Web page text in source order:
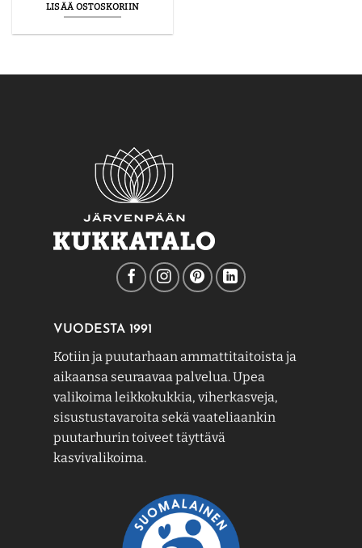
LISÄÄ OSTOSKORIIN
VUODESTA 1991
Kotiin ja puutarhaan ammattitaitoista ja
aikaansa seuraavaa palvelua. Upea
valikoima leikkokukkia, viherkasveja,
sisustustavaroita sekä vaateliaankin
puutarhurin toiveet täyttävä
kasvivalikoima.